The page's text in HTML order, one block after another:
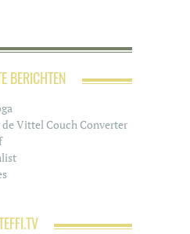
BERICHTEN
Vittel Couch Converter